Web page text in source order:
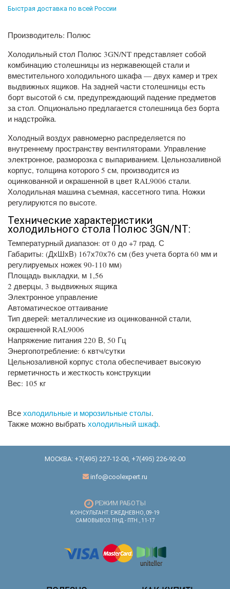
Быстрая доставка по всей России
Производитель: Полюс
Холодильный стол Полюс 3GN/NT представляет собой
комбинацию столешницы из нержавеющей стали и
вместительного холодильного шкафа — двух камер и трех
выдвижных ящиков. На задней части столешницы есть
борт высотой 6 см, предупреждающий падение предметов
за стол. Опционально предлагается столешница без борта
и надстройка.
Холодный воздух равномерно распределяется по
внутреннему пространству вентиляторами. Управление
электронное, разморозка с выпариванием. Цельнозаливной
корпус, толщина которого 5 см, производится из
оцинкованной и окрашенной в цвет RAL9006 стали.
Холодильная машина съемная, кассетного типа. Ножки
регулируются по высоте.
Технические характеристики
холодильного стола Полюс 3GN/NT:
Температурный диапазон: от 0 до +7 град. С
Габариты: (ДхШхВ) 167х70х76 см (без учета борта 60 мм и
регулируемых ножек 90-110 мм)
Площадь выкладки, м 1,56
2 дверцы, 3 выдвижных ящика
Электронное управление
Автоматическое оттаивание
Тип дверей: металлические из оцинкованной стали,
окрашенной RAL9006
Напряжение питания 220 В, 50 Гц
Энергопотребление: 6 квтч/сутки
Цельнозаливной корпус стола обеспечивает высокую
герметичность и жесткость конструкции
Вес: 105 кг
Все холодильные и морозильные столы.
Также можно выбрать холодильный шкаф.
МОСКВА: +7(495) 227-12-00, +7(495) 226-92-00
info@coolexpert.ru
РЕЖИМ РАБОТЫ
КОНСУЛЬТАНТ: ЕЖЕДНЕВНО, 09-19
САМОВЫВОЗ: ПНД.- ПТН., 11-17